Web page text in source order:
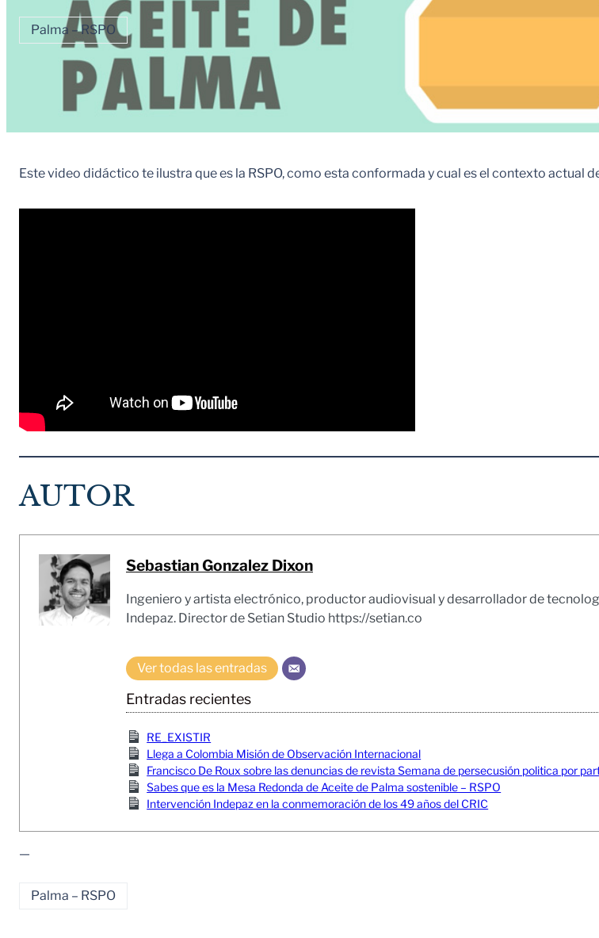
Palma – RSPO
Este video didáctico te ilustra que es la RSPO, como esta conformada y cual es el contexto actual
AUTOR
Sebastian Gonzalez Dixon
Ingeniero y artista electrónico, productor audiovisual y desarrollador de
Indepaz. Director de Setian Studio https://setian.co
Ver todas las entradas
Entradas recientes
RE_EXISTIR
Llega a Colombia Misión de Observación Internacional
Francisco De Roux sobre las denuncias de revista Semana de persecusión politica por
Sabes que es la Mesa Redonda de Aceite de Palma sostenible – RSPO
Intervención Indepaz en la conmemoración de los 49 años del CRIC
—
Palma – RSPO